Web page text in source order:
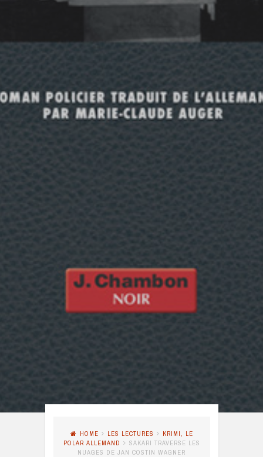
HOME LES LECTURES
KRIMI, LE
POLAR ALLEMAND
SAKARI TRAVERSE LES
NUAGES DE JAN COSTIN WAGNER